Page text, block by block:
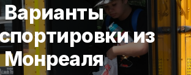
Варианты
из
Монреаля